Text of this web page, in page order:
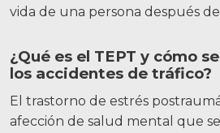
vida de una persona después
¿Qué es el TEPT y cómo
los accidentes de tráfico?
El trastorno de estrés
afección de salud mental que